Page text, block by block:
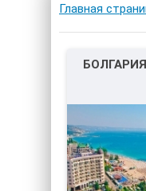
Главная